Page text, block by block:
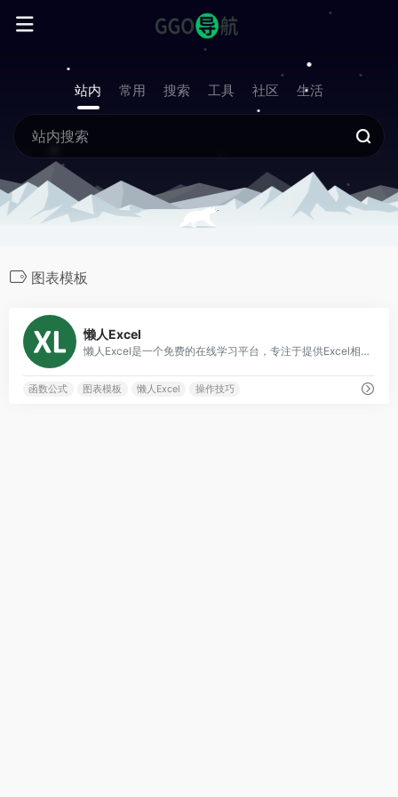
站内 常用 搜索 工具 社区 生活
图表模板
懒人Excel
懒人Excel是一个免费的在线学习平台，专注于提供Excel相关的教程和资源，涵盖函数公式、操作技巧、数据分析、图表模板、VBA编程和数据透视表等内容。
函数公式 图表模板 懒人Excel 操作技巧